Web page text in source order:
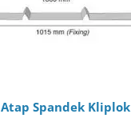
Atap Spandek Kliplok